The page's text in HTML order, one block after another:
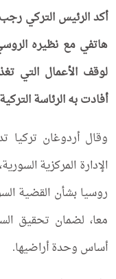
أكد الرئيس التركي
هاتفي مع نظيره
لوقف الأعمال التي
أفادت به الرئاسة
وقال أردوغان تركيا
الإدارة المركزية
روسيا بشأن القضية
معا، لضمان تحقيق
أساس وحدة أراضيها.